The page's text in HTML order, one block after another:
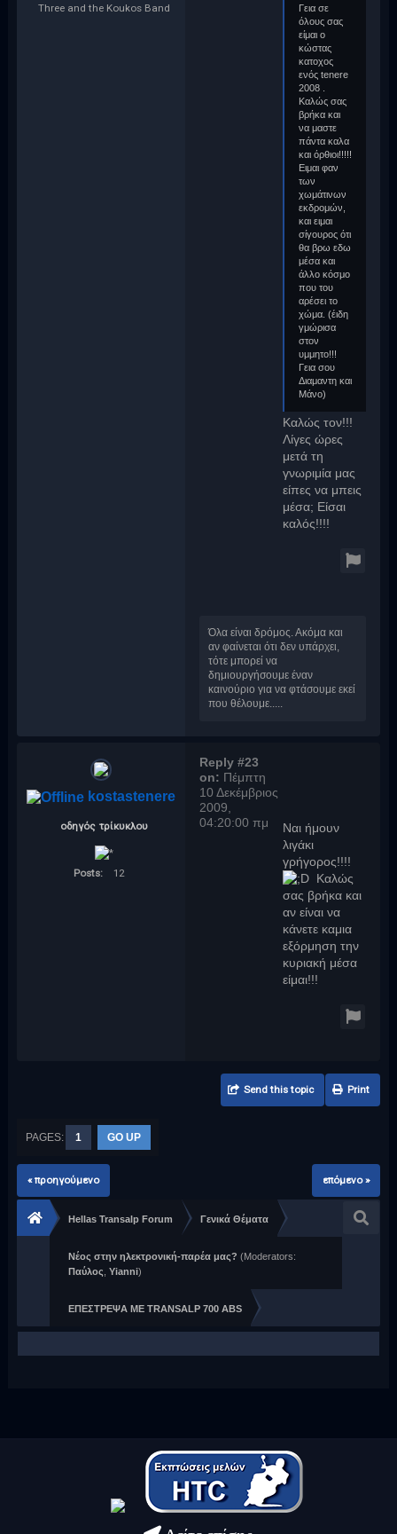
Three and the Koukos Band
Γεια σε
όλους σας
είμαι ο
κώστας
κατοχος
ενός tenere
2008 .
Καλώς σας
βρήκα και
να μαστε
πάντα καλα
και όρθιοι!!!!!
Ειμαι φαν
των
χωμάτινων
εκδρομών,
και ειμαι
σίγουρος ότι
θα βρω εδω
μέσα και
άλλο κόσμο
που του
αρέσει το
χώμα. (έιδη
γμώρισα
στον
υμμητο!!!
Γεια σου
Διαμαντη και
Μάνο)
Καλώς τον!!!
Λίγες ώρες
μετά τη
γνωριμία μας
είπες να μπεις
μέσα; Είσαι
καλός!!!!
Όλα είναι δρόμος. Ακόμα και
αν φαίνεται ότι δεν υπάρχει,
τότε μπορεί να
δημιουργήσουμε έναν
καινούριο για να φτάσουμε εκεί
που θέλουμε.....
kostastenere
οδηγός τρίκυκλου
Posts: 12
Reply #23
on: Πέμπτη
10 Δεκέμβριος
2009,
04:20:00 πμ
Ναι ήμουν
λιγάκι
γρήγορος!!!!
Καλώς
σας βρήκα και
αν είναι να
κάνετε καμια
εξόρμηση την
κυριακή μέσα
είμαι!!!
Send this topic Print
PAGES: 1 GO UP
« προηγούμενο επόμενο »
Hellas Transalp Forum Γενικά Θέματα
Νέος στην ηλεκτρονική-παρέα μας? (Moderators:
Παύλος ,Yianni)
ΕΠΕΣΤΡΕΨΑ ΜΕ TRANSALP 700 ABS